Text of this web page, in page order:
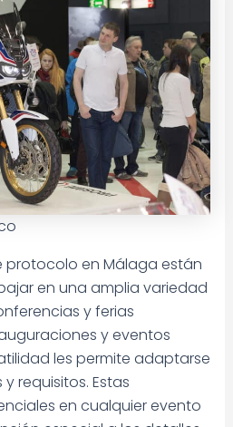
protocolo en Málaga están
en una amplia variedad
y ferias
y eventos
les permite adaptarse
requisitos. Estas
en cualquier evento